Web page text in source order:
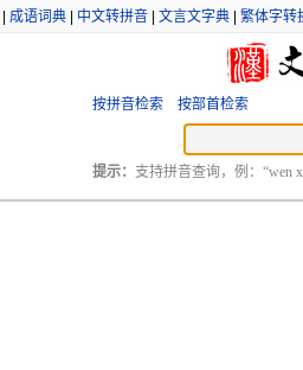
成语词典 中文转拼音 文言文字典 繁体字转
按拼音检索 按部首检索
提示： 支持拼音查询，例：“wen